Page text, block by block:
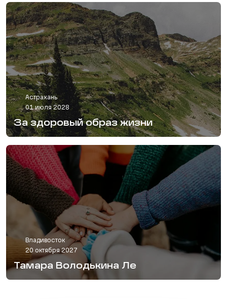
Астрахань
01 июля 2028
За здоровый образ жизни
Владивосток
20 октября 2027
Тамара Володькина Ле